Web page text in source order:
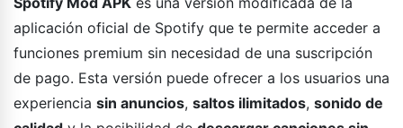
aplicación oficial de Spotify que te permite acceder a
funciones premium sin necesidad de una suscripción
de pago. Esta versión puede ofrecer a los usuarios una
experiencia sin anuncios, saltos ilimitados, sonido de